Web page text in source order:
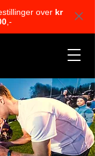
over kr
,-